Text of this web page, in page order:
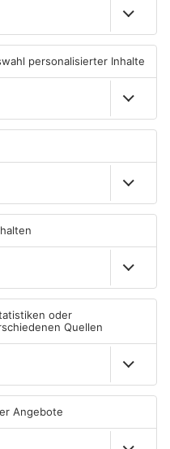
beim Alzenauer Stadtfest
wegen Trockenheit
07.08.2026, 08:15 UHR IN KREIS